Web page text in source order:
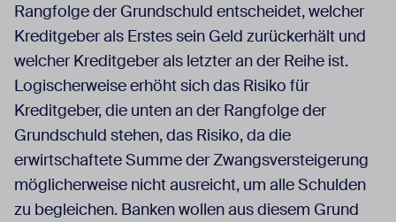
Rangfolge der Grundschuld entscheidet, welcher
Kreditgeber als Erstes sein Geld zurückerhält und
welcher Kreditgeber als letzter an der Reihe ist.
Logischerweise erhöht sich das Risiko für
Kreditgeber, die unten an der Rangfolge der
Grundschuld stehen, das Risiko, da die
erwirtschaftete Summe der Zwangsversteigerung
möglicherweise nicht ausreicht, um alle Schulden
zu begleichen. Banken wollen aus diesem Grund